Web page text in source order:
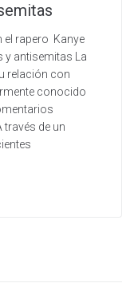
el rapero Kanye
antisemitas La
relación con
conocido
de un